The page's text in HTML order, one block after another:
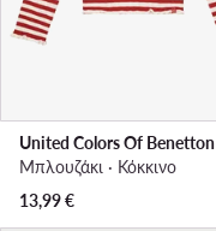
United Colors Of Benetton
Μπλουζάκι · Κόκκινο
13,99€